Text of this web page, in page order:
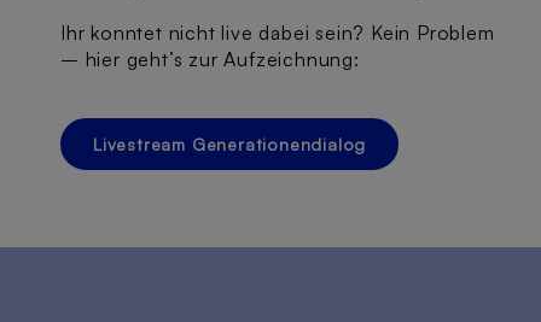
Ihr konntet nicht live dabei sein? Kein Problem
– hier geht’s zur Aufzeichnung:
Livestream Generationendialog